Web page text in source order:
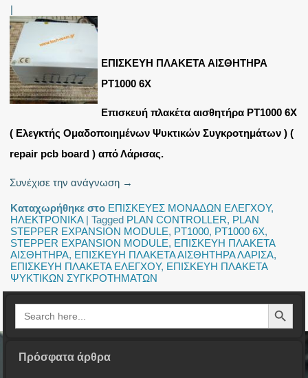
|
ΕΠΙΣΚΕΥΗ ΠΛΑΚΕΤΑ ΑΙΣΘΗΤΗΡΑ
PT1000 6X
Επισκευή πλακέτα αισθητήρα PT1000 6X
( Ελεγκτής Ομαδοποιημένων Ψυκτικών Συγκροτημάτων ) (
repair pcb board ) από Λάρισας.
Συνέχισε την ανάγνωση →
Καταχωρήθηκε στο ΕΠΙΣΚΕΥΕΣ ΜΟΝΑΔΩΝ ΕΛΕΓΧΟΥ,
ΗΛΕΚΤΡΟΝΙΚΑ|Tagged PLAN CONTROLLER, PLAN
STEPPER EXPANSION MODULE, PT1000, PT1000 6X,
STEPPER EXPANSION MODULE, ΕΠΙΣΚΕΥΗ ΠΛΑΚΕΤΑ
ΑΙΣΘΗΤΗΡΑ, ΕΠΙΣΚΕΥΗ ΠΛΑΚΕΤΑ ΑΙΣΘΗΤΗΡΑ ΛΑΡΙΣΑ,
ΕΠΙΣΚΕΥΗ ΠΛΑΚΕΤΑ ΕΛΕΓΧΟΥ, ΕΠΙΣΚΕΥΗ ΠΛΑΚΕΤΑ
ΨΥΚΤΙΚΩΝ ΣΥΓΚΡΟΤΗΜΑΤΩΝ
Search
for:
Search Button
Πρόσφατα άρθρα